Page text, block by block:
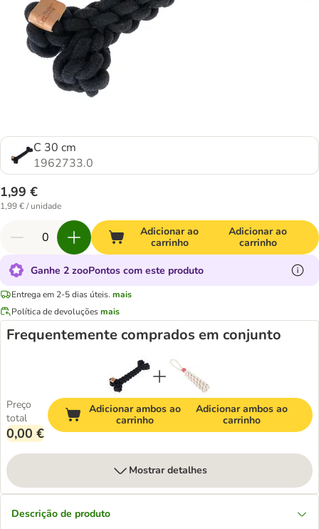
C 30 cm
1962733.0
1,99 €
1,99 € / unidade
Adicionar ao
carrinho
Adicionar ao
carrinho
Ganhe 2 zooPontos com este produto
Entrega em 2-5 dias úteis. mais
Política de devoluçõesmais
Frequentemente comprados em conjunto
Preço
total
0,00 €
Adicionar ambos ao
carrinho
Adicionar ambos ao
carrinho
Mostrar detalhes
Descrição de produto